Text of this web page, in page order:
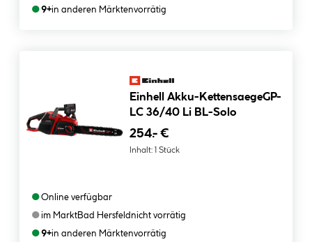
●9+in anderen Märktenvorrätig
Einhell Akku-KettensaegeGP-
LC 36/40 Li BL-Solo
254.- €
Inhalt: 1 Stück
●Online verfügbar
●im MarktBad Hersfeldnicht vorrätig
●9+in anderen Märktenvorrätig